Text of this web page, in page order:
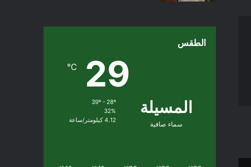
الطقس
المسيلة
سماء صافية
29
℃
39º - 28º
32%
4.12 كيلومتر/ساعة